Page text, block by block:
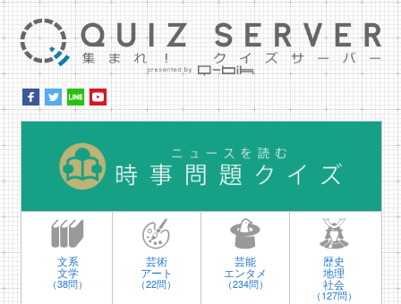
文系
文学
（38問）
芸術
アート
（22問）
芸能
エンタメ
（234問）
歴史
地理
社会
（127問）